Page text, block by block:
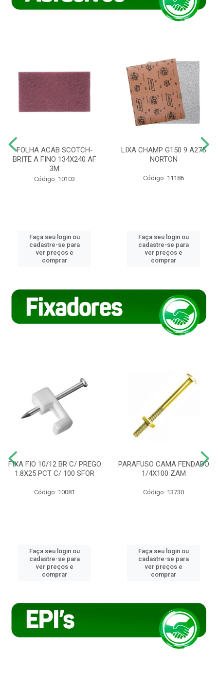
FOLHA ACAB SCOTCH-
BRITE A FINO 134X240 AF
3M
Código: 10103
Faça seu login ou
cadastre-se para
ver preços e
comprar
LIXA CHAMP G150 9 A275
NORTON
Código: 11186
Faça seu login ou
cadastre-se para
ver preços e
comprar
FIXA FIO 10/12 BR C/ PREGO
1.8X25 PCT C/ 100 SFOR
Código: 10081
Faça seu login ou
cadastre-se para
ver preços e
comprar
PARAFUSO CAMA FENDADO
1/4X100 ZAM
Código: 13730
Faça seu login ou
cadastre-se para
ver preços e
comprar